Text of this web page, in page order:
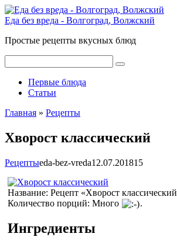
Перейти
к
Еда без вреда - Волгоград, Волжский
Простые рецепты вкусных блюд
Первые блюда
Статьи
Главная » Рецепты
Хворост классический
Рецептыeda-bez-vreda12.07.20181 5
Название: Рецепт «Хворост классический
Количество порций: Много .
Ингредиенты